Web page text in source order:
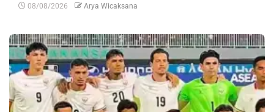
08/08/2026 Arya Wicaksana